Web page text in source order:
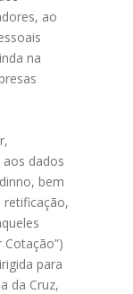
ao
na
dados
bem
retificação,
Cotação”)
para
da Cruz,